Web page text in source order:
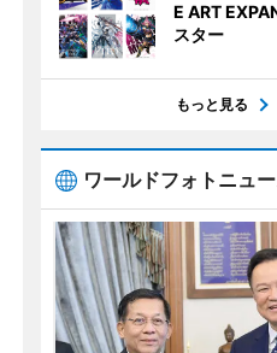
E ART
スター
もっと見る
ワールドフォトニュ